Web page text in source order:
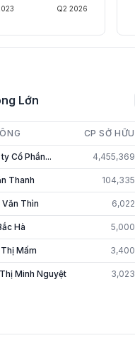
Q2 2026
Lớn
CP SỞ HỮU
Cổ Phần... 4,455,369
Thanh 104,335
Văn Thìn 6,022
Hà 5,000
Mấm 3,400
Minh Nguyệt 3,023